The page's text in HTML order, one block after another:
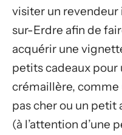
visiter un
sur-Erdre afin de
acquérir une
petits cadeaux pour
crémaillère, comme
pas cher ou un petit
(à l’attention d’une